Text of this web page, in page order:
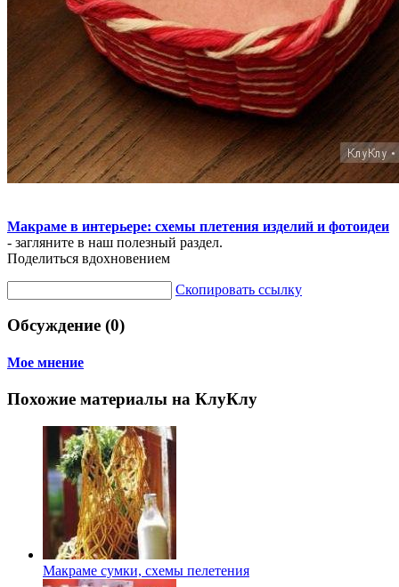
Макраме в интерьере: схемы плетения изделий и фотоидеи
- загляните в наш полезный раздел.
Поделиться вдохновением
Скопировать ссылку
Обсуждение (0)
Мое мнение
Похожие материалы на КлуКлу
Макраме сумки, схемы пелетения